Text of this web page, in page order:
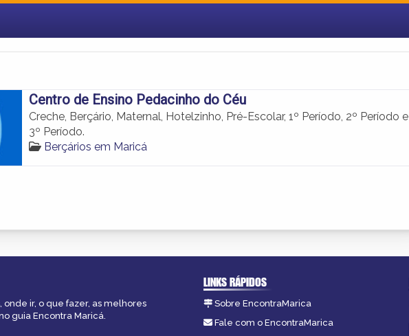
Centro de Ensino Pedacinho do Céu
Creche, Berçário, Maternal, Hotelzinho, Pré-Escolar, 1º Período, 2º Período e
3º Período.
Berçários em Maricá
ir, o que fazer, as melhores
guia Encontra Maricá.
LINKS RÁPIDOS
Sobre EncontraMarica
Fale com o EncontraMarica